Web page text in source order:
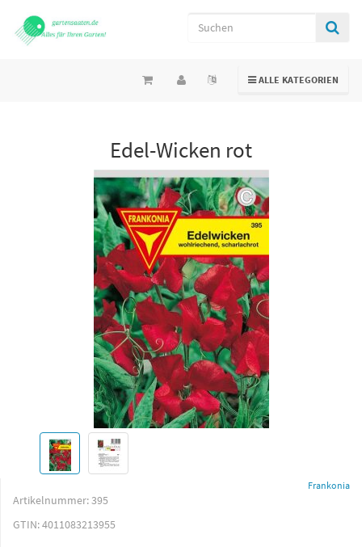
TOGGLE NAVIGATION
ALLE KATEGORIEN
Edel-Wicken rot
Frankonia
Artikelnummer:395
GTIN:4011083213955